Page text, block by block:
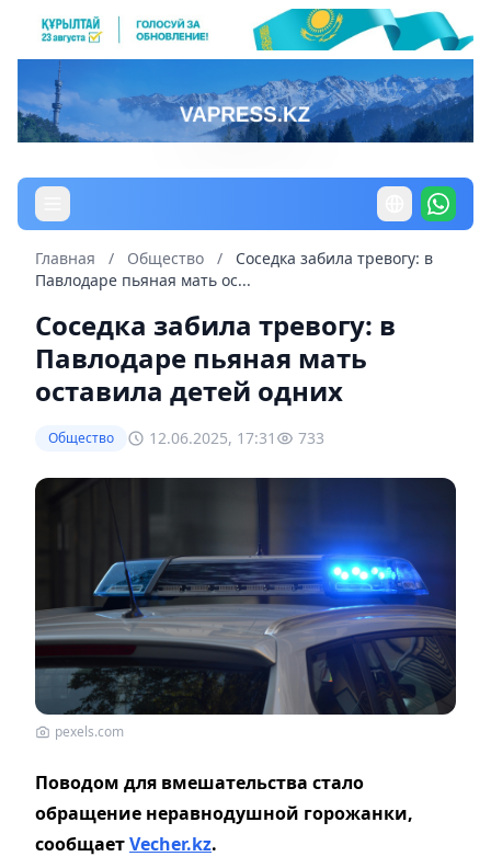
Главная / Общество /
Соседка забила тревогу: в
Павлодаре пьяная мать ос...
Соседка забила тревогу: в
Павлодаре пьяная мать
оставила детей одних
Общество 12.06.2025, 17:31 733
pexels.com
Поводом для вмешательства стало
обращение неравнодушной горожанки,
сообщаетVecher.kz.